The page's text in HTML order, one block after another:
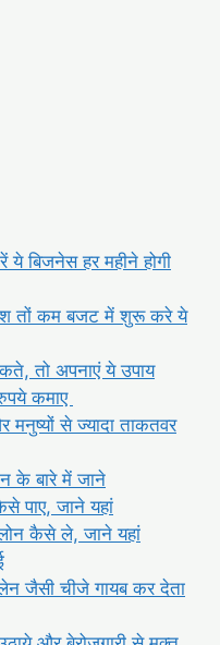
बिजनेस हर महीने होगी
तों कम बजट में शुरू करे ये
तो अपनाएं ये उपाय
कमाए
से ज्यादा ताकतवर
के बारे में जाने
पाए, जाने यहां
कैसे ले, जाने यहां
जैसी चीजे गायब कर देता